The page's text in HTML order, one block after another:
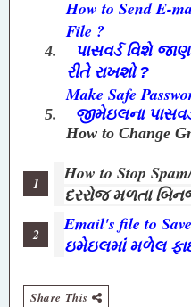
How to Send E-
File ?
4.
પાસવર્ડ વિશે
રીતે રાખશો ?
Make Safe
5. જીમેઇલના
How to Change
How to Stop
દરરોજ મળતા
Email's file to
ઇમેઇલમાં મળેલ
Share This